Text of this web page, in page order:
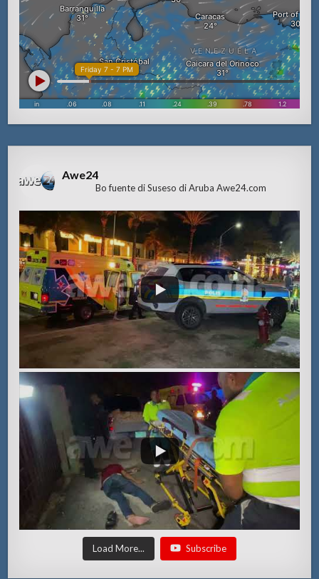
Awe24
Bo fuente di Suseso di Aruba Awe24.com
Load More... Subscribe